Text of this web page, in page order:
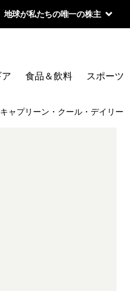
地球が私たちの唯一の株主
食品＆飲料 スポーツ
キャプリーン・クール・デイリー